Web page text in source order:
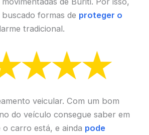
formas de proteger o
tradicional.
veicular. Com um bom
do veículo consegue saber em
carro está, e ainda pode